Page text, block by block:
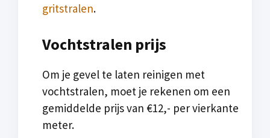
gritstralen.
Vochtstralen prijs
Om je gevel te laten reinigen met
vochtstralen, moet je rekenen om een
gemiddelde prijs van €12,- per vierkante
meter.